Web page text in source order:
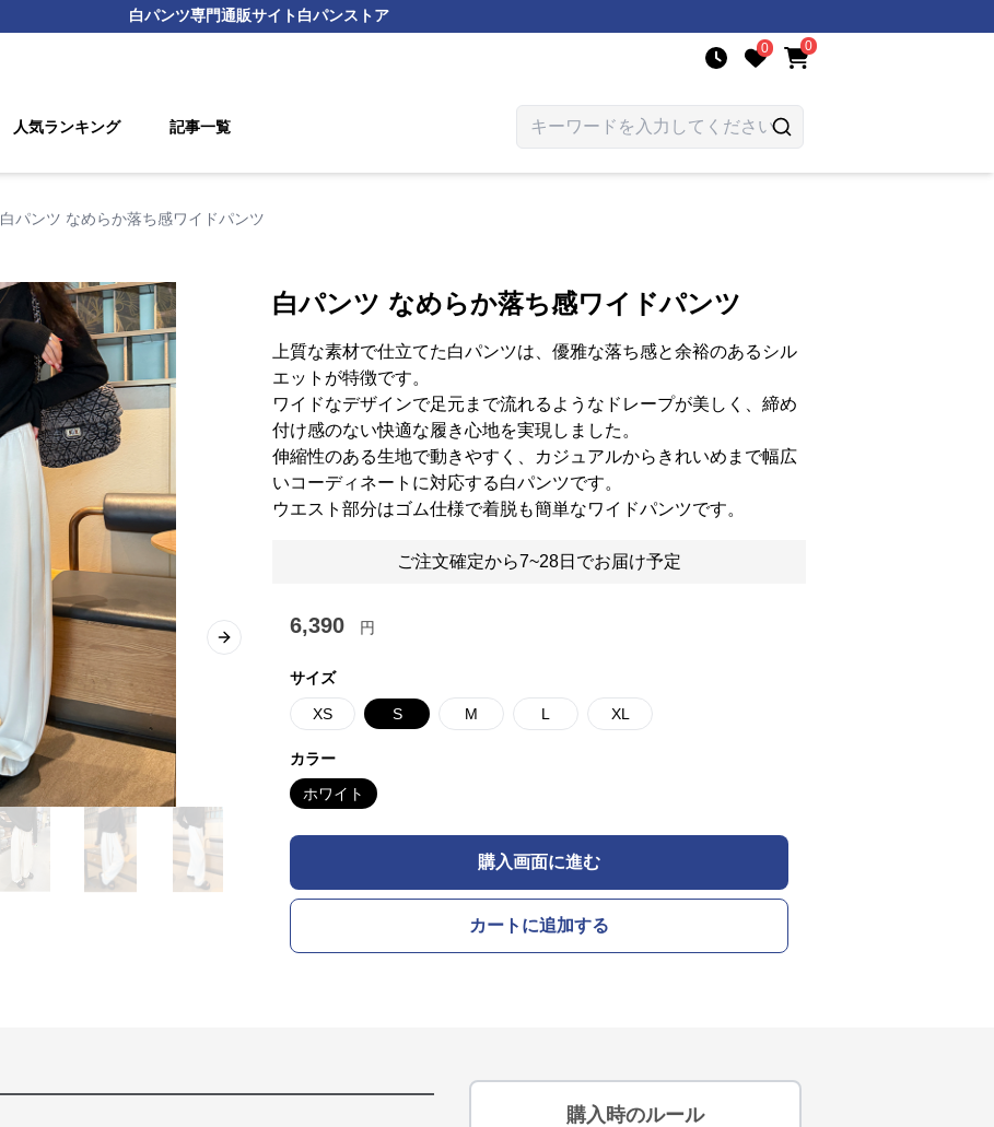
白パンツ専門通販サイト白パンストア
0 0
人気ランキング 記事一覧
白パンツ なめらか落ち感ワイドパンツ
Next slide
白パンツ なめらか落ち感ワイドパンツ
上質な素材で仕立てた白パンツは、優雅な落ち感と余裕のあるシル
エットが特徴です。
ワイドなデザインで足元まで流れるようなドレープが美しく、締め
付け感のない快適な履き心地を実現しました。
伸縮性のある生地で動きやすく、カジュアルからきれいめまで幅広
いコーディネートに対応する白パンツです。
ウエスト部分はゴム仕様で着脱も簡単なワイドパンツです。
ご注文確定から7~28日でお届け予定
6,390 円
サイズ
XS S M L XL
カラー
ホワイト
購入画面に進む
カートに追加する
購入時のルール